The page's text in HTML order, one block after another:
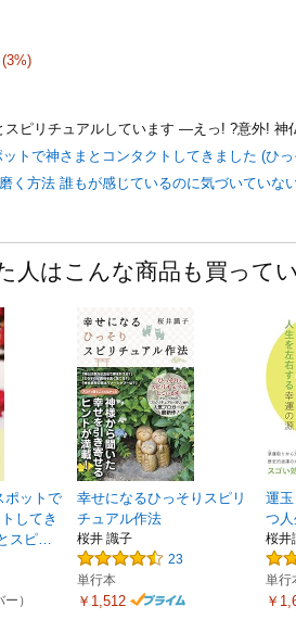
3%)
スピリチュアルしています ―えっ! ?意外! 神
トで神さまとコンタクトしてきました (ひ
く方法 誰もが感じているのに気づいていな
人はこんな商品も買って
ポットで
してき
スピ…
）
幸せになるひっそりスピリ
チュアル作法
桜井 識子
23
単行本
￥1,512
運
つ
桜井
単行
￥